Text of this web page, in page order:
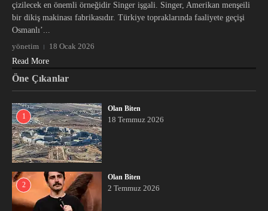
çizilecek en önemli örneğidir Singer işgali. Singer, Amerikan menşeili
bir dikiş makinası fabrikasıdır. Türkiye topraklarında faaliyete geçişi
Osmanlı’...
yönetim
18 Ocak 2026
Read More
Öne Çıkanlar
1
Olan Biten
18 Temmuz 2026
2
Olan Biten
2 Temmuz 2026